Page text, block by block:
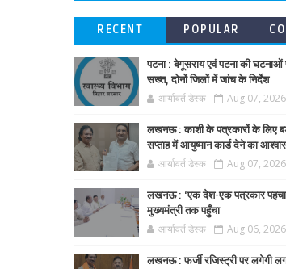
RECENT POPULAR
पटना : बेगूसराय एवं पटना की घटनाओं
सख्त, दोनों जिलों में जांच के निर्देश
आर्यावर्त डेस्क Aug 07, 2026
लखनऊ : काशी के पत्रकारों के लिए
सप्ताह में आयुष्मान कार्ड देने का
आर्यावर्त डेस्क Aug 07, 2026
लखनऊ : ‘एक देश-एक पत्रकार
मुख्यमंत्री तक पहुँचा
आर्यावर्त डेस्क Aug 06, 2026
लखनऊ : फर्जी रजिस्ट्री पर लगेगी